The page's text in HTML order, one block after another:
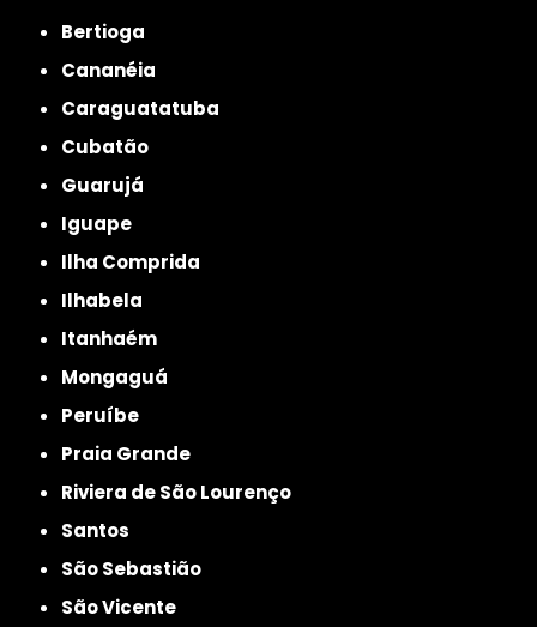
Bertioga
Cananéia
Caraguatatuba
Cubatão
Guarujá
Iguape
Ilha Comprida
Ilhabela
Itanhaém
Mongaguá
Peruíbe
Praia Grande
Riviera de São Lourenço
Santos
São Sebastião
São Vicente